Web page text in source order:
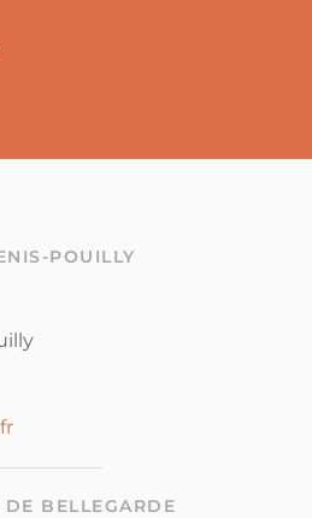
POUILLY
BELLEGARDE